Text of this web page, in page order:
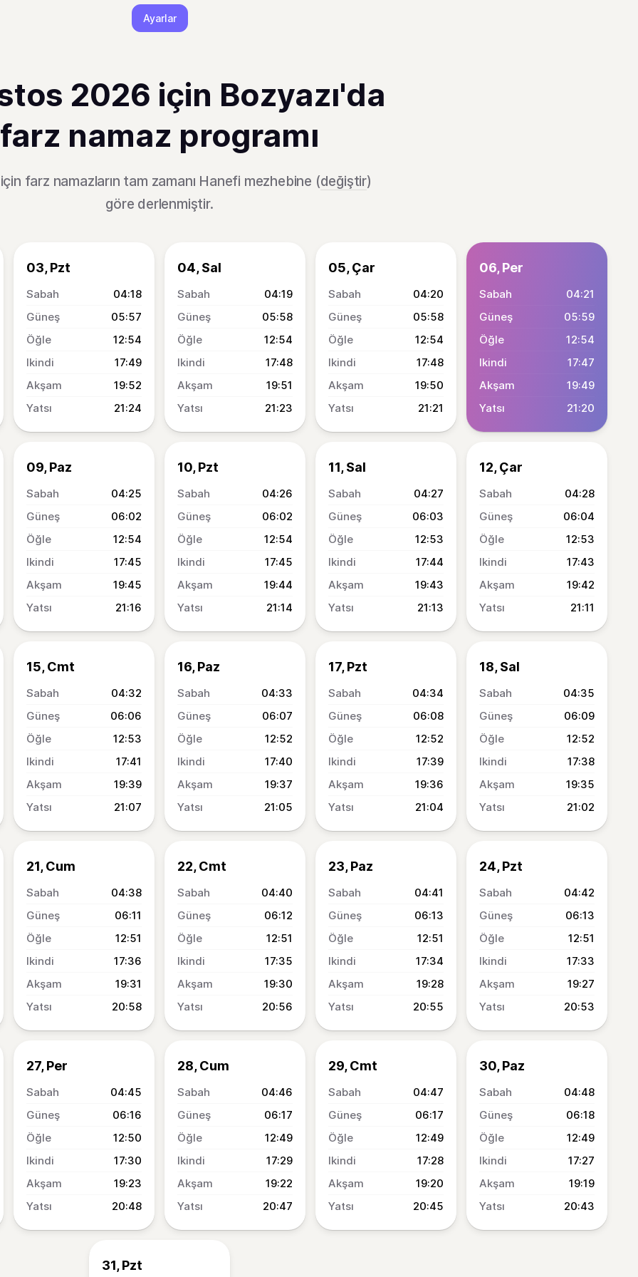
Ayarlar
2026 için Bozyazı'da
farz namaz programı
farz namazların tam zamanı Hanefi mezhebine (değiştir)
göre derlenmiştir.
03, Pzt
04:18
05:57
12:54
17:49
19:52
21:24
04, Sal
04:19
05:58
12:54
17:48
19:51
21:23
05, Çar
04:20
05:58
12:54
17:48
19:50
21:21
06, Per
04:21
05:59
12:54
17:47
19:49
21:20
09, Paz
04:25
06:02
12:54
17:45
19:45
21:16
10, Pzt
04:26
06:02
12:54
17:45
19:44
21:14
11, Sal
04:27
06:03
12:53
17:44
19:43
21:13
12, Çar
04:28
06:04
12:53
17:43
19:42
21:11
15, Cmt
04:32
06:06
12:53
17:41
19:39
21:07
16, Paz
04:33
06:07
12:52
17:40
19:37
21:05
17, Pzt
04:34
06:08
12:52
17:39
19:36
21:04
18, Sal
04:35
06:09
12:52
17:38
19:35
21:02
21, Cum
04:38
06:11
12:51
17:36
19:31
20:58
22, Cmt
04:40
06:12
12:51
17:35
19:30
20:56
23, Paz
04:41
06:13
12:51
17:34
19:28
20:55
24, Pzt
04:42
06:13
12:51
17:33
19:27
20:53
27, Per
04:45
06:16
12:50
17:30
19:23
20:48
28, Cum
04:46
06:17
12:49
17:29
19:22
20:47
29, Cmt
04:47
06:17
12:49
17:28
19:20
20:45
30, Paz
04:48
06:18
12:49
17:27
19:19
20:43
31, Pzt